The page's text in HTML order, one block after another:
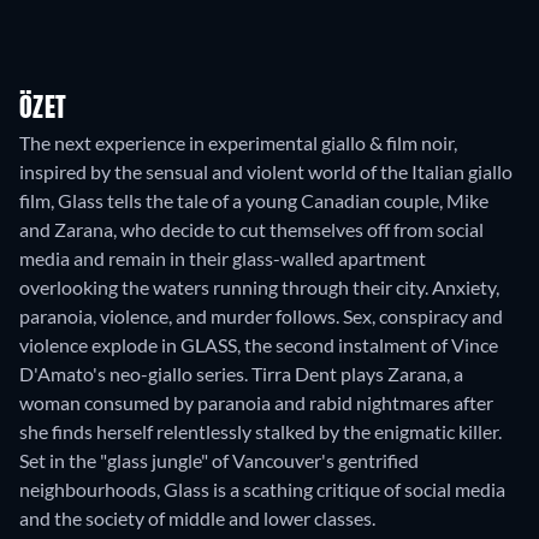
ÖZET
The next experience in experimental giallo & film noir,
inspired by the sensual and violent world of the Italian giallo
film, Glass tells the tale of a young Canadian couple, Mike
and Zarana, who decide to cut themselves off from social
media and remain in their glass-walled apartment
overlooking the waters running through their city. Anxiety,
paranoia, violence, and murder follows. Sex, conspiracy and
violence explode in GLASS, the second instalment of Vince
D'Amato's neo-giallo series. Tirra Dent plays Zarana, a
woman consumed by paranoia and rabid nightmares after
she finds herself relentlessly stalked by the enigmatic killer.
Set in the "glass jungle" of Vancouver's gentrified
neighbourhoods, Glass is a scathing critique of social media
and the society of middle and lower classes.